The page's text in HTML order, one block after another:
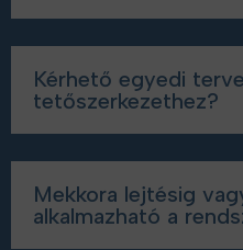
Kérhető egyedi
tetőszerkezethez?
Mekkora lejtésig
alkalmazható a